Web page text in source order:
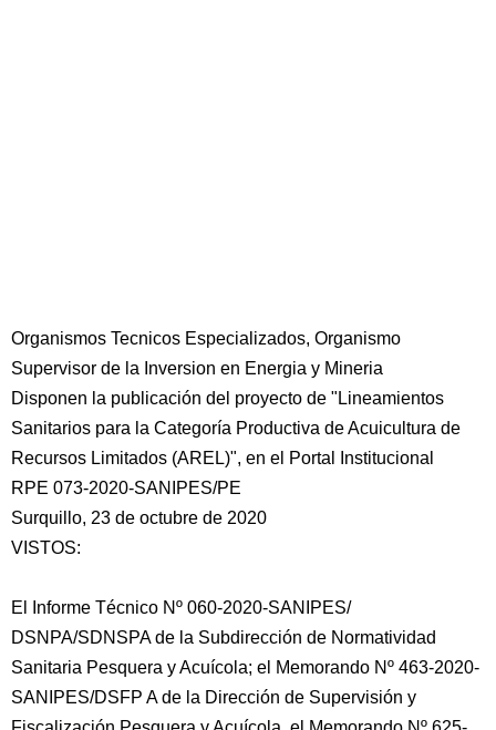
Organismos Tecnicos Especializados, Organismo
Supervisor de la Inversion en Energia y Mineria
Disponen la publicación del proyecto de "Lineamientos
Sanitarios para la Categoría Productiva de Acuicultura de
Recursos Limitados (AREL)", en el Portal Institucional
RPE 073-2020-SANIPES/PE
Surquillo, 23 de octubre de 2020
VISTOS:
El Informe Técnico Nº 060-2020-SANIPES/
DSNPA/SDNSPA de la Subdirección de Normatividad
Sanitaria Pesquera y Acuícola; el Memorando Nº 463-2020-
SANIPES/DSFP A de la Dirección de Supervisión y